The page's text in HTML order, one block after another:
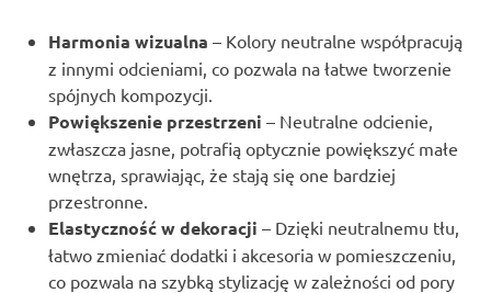
Harmonia wizualna – Kolory neutralne współpracują
z innymi odcieniami, co pozwala na łatwe tworzenie
spójnych kompozycji.
Powiększenie przestrzeni – Neutralne odcienie,
zwłaszcza jasne, potrafią optycznie powiększyć małe
wnętrza, sprawiając, że stają się one bardziej
przestronne.
Elastyczność w dekoracji – Dzięki neutralnemu tłu,
łatwo zmieniać dodatki i akcesoria w pomieszczeniu,
co pozwala na szybką stylizację w zależności od pory